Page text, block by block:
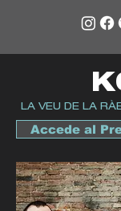
LA VEU DE LA
Accede al